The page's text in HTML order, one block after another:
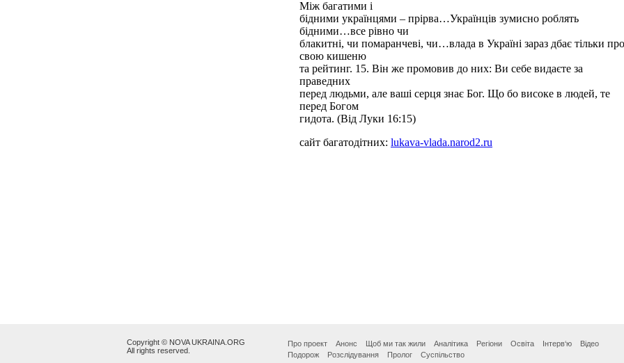
Copyright © NOVA UKRAINA.ORG
All rights reserved.
Про проект Анонс Щоб ми так жили Аналітика Регіони Освіта Інтерв‘ю
Відео
Подорож
Розслідування Пролог Суспільство